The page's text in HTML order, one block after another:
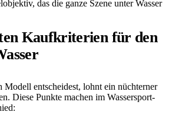
das die ganze Szene unter Wasser
Kaufkriterien für den
entscheidest, lohnt ein nüchterner
Diese Punkte machen im Wassersport-